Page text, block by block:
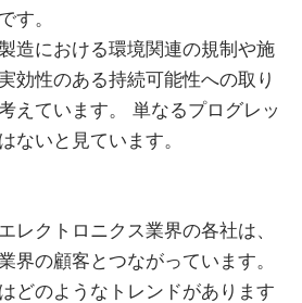
す。
造における環境関連の規制や施
効性のある持続可能性への取り
えています。 単なるプログレッ
ないと見ています。
レクトロニクス業界の各社は、
界の顧客とつながっています。
どのようなトレンドがあります